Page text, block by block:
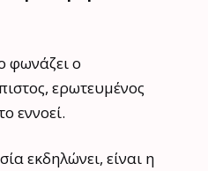
φωνάζει ο
ερωτευμένος
εννοεί.
εκδηλώνει, είναι η